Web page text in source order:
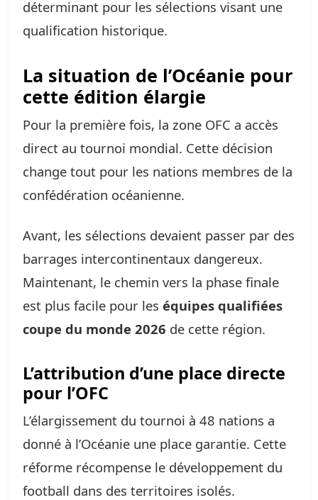
déterminant pour les sélections visant une
qualification historique.
La situation de l’Océanie pour
cette édition élargie
Pour la première fois, la zone OFC a accès
direct au tournoi mondial. Cette décision
change tout pour les nations membres de la
confédération océanienne.
Avant, les sélections devaient passer par des
barrages intercontinentaux dangereux.
Maintenant, le chemin vers la phase finale
est plus facile pour les équipes qualifiées
coupe du monde 2026 de cette région.
L’attribution d’une place directe
pour l’OFC
L’élargissement du tournoi à 48 nations a
donné à l’Océanie une place garantie. Cette
réforme récompense le développement du
football dans des territoires isolés.